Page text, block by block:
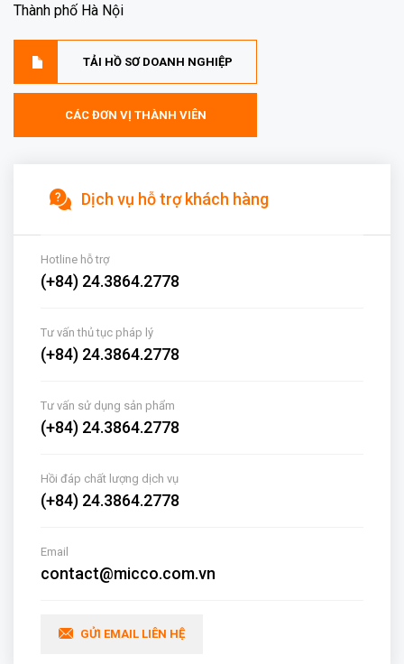
Thành phố Hà Nội
TẢI HỒ SƠ DOANH NGHIỆP
CÁC ĐƠN VỊ THÀNH VIÊN
Dịch vụ hỗ trợ khách hàng
Hotline hỗ trợ
(+84) 24.3864.2778
Tư vấn thủ tục pháp lý
(+84) 24.3864.2778
Tư vấn sử dụng sản phẩm
(+84) 24.3864.2778
Hồi đáp chất lượng dịch vụ
(+84) 24.3864.2778
Email
contact@micco.com.vn
GỬI EMAIL LIÊN HỆ